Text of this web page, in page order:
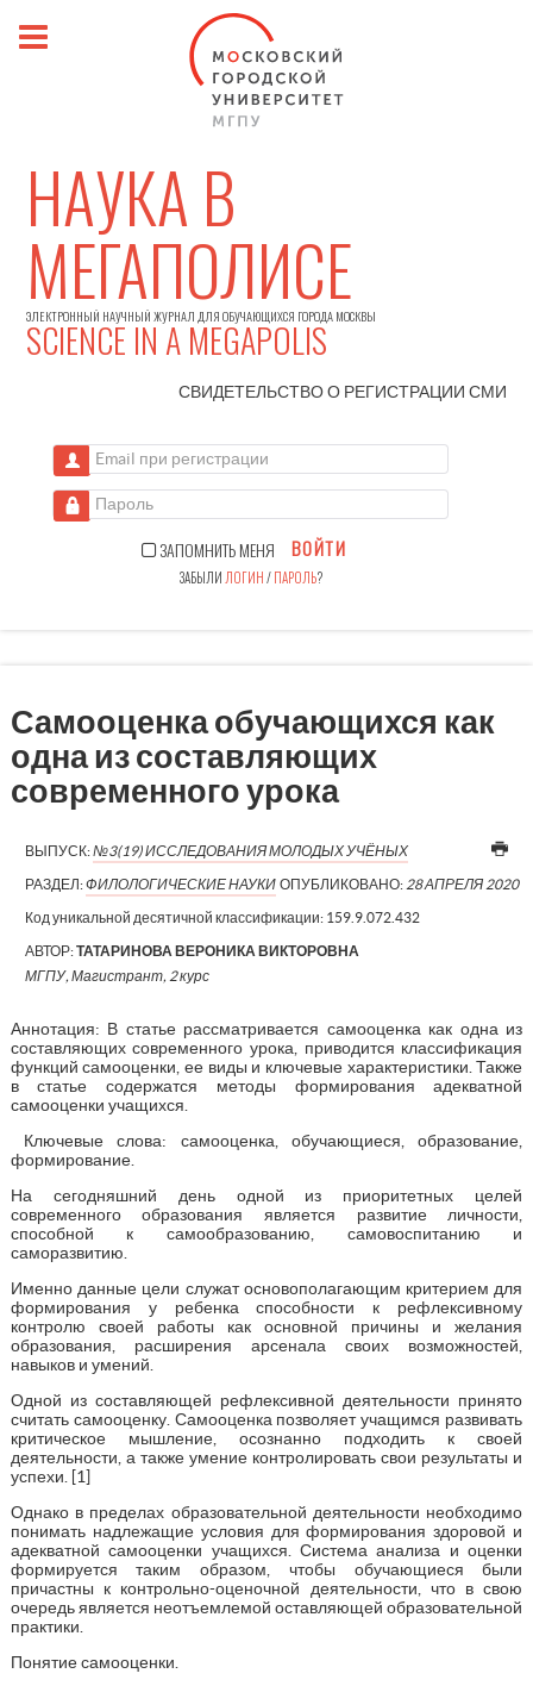
НАУКА В
МЕГАПОЛИСЕ
ЭЛЕКТРОННЫЙ НАУЧНЫЙ ЖУРНАЛ ДЛЯ ОБУЧАЮЩИХСЯ ГОРОДА МОСКВЫ
SCIENCE IN A MEGAPOLIS
СВИДЕТЕЛЬСТВО О РЕГИСТРАЦИИСМИ
Email при регистрации
Пароль
ЗАПОМНИТЬ МЕНЯ ВОЙТИ
ЗАБЫЛИ ЛОГИН/ПАРОЛЬ?
Самооценка обучающихся как
одна из составляющих
современного урока
ВЫПУСК:№3(19) ИССЛЕДОВАНИЯ МОЛОДЫХ УЧЁНЫХ
РАЗДЕЛ:ФИЛОЛОГИЧЕСКИЕ НАУКИ ОПУБЛИКОВАНО: 28 АПРЕЛЯ 2020
Код уникальной десятичной классификации: 159.9.072.432
АВТОР:ТАТАРИНОВА ВЕРОНИКА ВИКТОРОВНА
МГПУ, Магистрант, 2 курс
Аннотация: В статье рассматривается самооценка как одна из
составляющих современного урока, приводится классификация
функций самооценки, ее виды и ключевые характеристики. Также
в статье содержатся методы формирования адекватной
самооценки учащихся.
Ключевые слова: самооценка, обучающиеся, образование,
формирование.
На сегодняшний день одной из приоритетных целей
современного образования является развитие личности,
способной к самообразованию, самовоспитанию и
саморазвитию.
Именно данные цели служат основополагающим критерием для
формирования у ребенка способности к рефлексивному
контролю своей работы как основной причины и желания
образования, расширения арсенала своих возможностей,
навыков и умений.
Одной из составляющей рефлексивной деятельности принято
считать самооценку. Самооценка позволяет учащимся развивать
критическое мышление, осознанно подходить к своей
деятельности, а также умение контролировать свои результаты и
успехи. [1]
Однако в пределах образовательной деятельности необходимо
понимать надлежащие условия для формирования здоровой и
адекватной самооценки учащихся. Система анализа и оценки
формируется таким образом, чтобы обучающиеся были
причастны к контрольно-оценочной деятельности, что в свою
очередь является неотъемлемой оставляющей образовательной
практики.
Понятие самооценки.